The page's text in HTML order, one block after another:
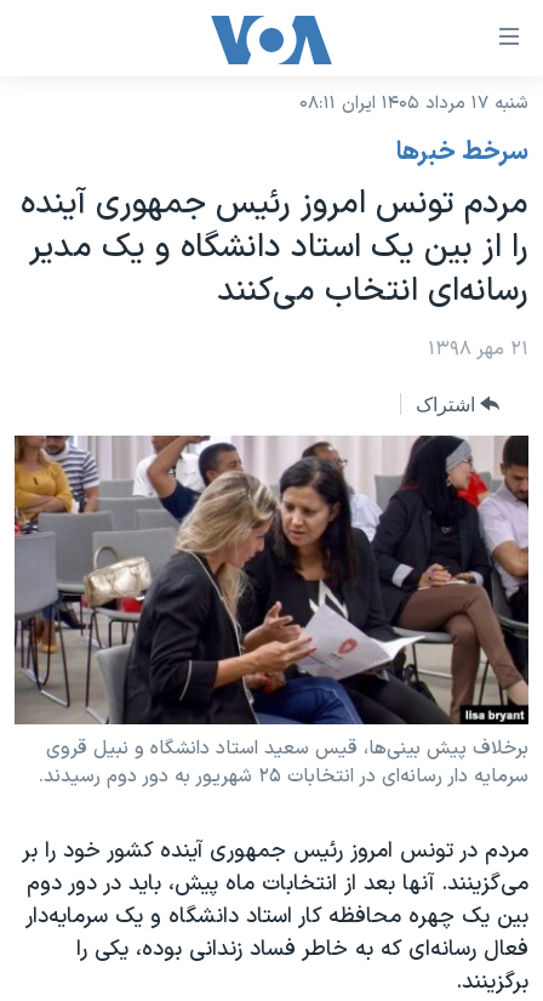
لینکهای
دسترسی
جهش
محتوای
اصلی
جهش
به
صفحه
جهش
به
جستجو
نسخه سبک وب‌سایت
موضوع ها
ایران
آمریکا
جهان
ورزشی
گزیده‌ها
ویژه برنامه‌ها
ویدیوها
فرهنگ و زندگی
حقوق شهروندی
اقتصادی
علم و فناوری
اسرائیل در جنگ
گالری عکس
برنامه های تلویزیونی
جدول برنامه ها
صفحه‌های ویژه
جام جهانی ۲۰۲۶
عملیات خشم حماسی
۲۵۰سالگی آمریکا
بایگانی برنامه‌های تلویزیونی
مستندها
انتخابات ریاست جمهوری آمریکا ۲۰۲۴
حمله جمهوری اسلامی به اسرائیل
رمز مهسا
ورزش زنان در ایران
اعتراضات زن، زندگی، آزادی
تریبونال مردمی آبان ۹۸
دادگاه حمید نوری
چهل سال گروگان‌گیری
فرکانس‌های صدای آمریکا
پخش رادیویی
یادگیری زبان انگلیسی
دنبال کنید
زبانهای مختلف
شنبه ۱۷ مرداد ۱۴۰۵ ایران ۰۸:۱۱
سرخط خبرها
مردم تونس امروز رئیس جمهوری آینده
را از بین یک استاد دانشگاه و یک مدیر
رسانه‌ای انتخاب می‌کنند
۲۱ مهر ۱۳۹۸
اشتراک
برخلاف پیش بینی‌ها، قیس سعید استاد دانشگاه و نبیل قروی
سرمایه دار رسانه‌ای در انتخابات ۲۵ شهریور به دور دوم رسیدند.
مردم در تونس امروز رئيس جمهوری آینده کشور خود را بر
می‌گزینند. آنها بعد از انتخابات ماه پیش، باید در دور دوم
بین یک چهره محافظه کار استاد دانشگاه و یک سرمایه‌دار
فعال رسانه‌ای که به خاطر فساد زندانی بوده، یکی را
برگزینند.